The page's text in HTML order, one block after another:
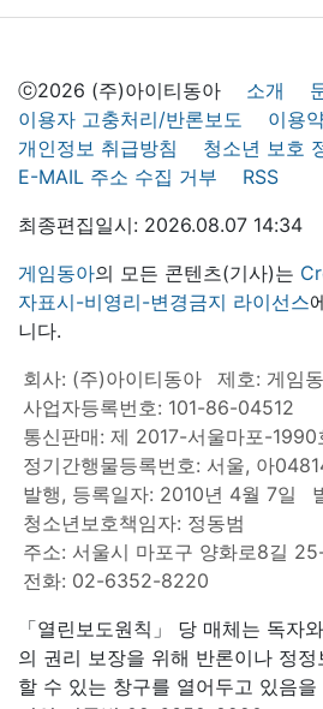
ⓒ2026 (주)아이티동아 소개
이용자 고충처리/반론보도
이용
개인정보 취급방침
청소년 보호
E-MAIL 주소 수집 거부
RSS
최종편집일시: 2026.08.07 14:34
게임동아의 모든 콘텐츠(기사)는
자표시-비영리-변경금지 라이선스
니다.
회사: (주)아이티동아
제호: 게임
사업자등록번호: 101-86-04512
통신판매: 제 2017-서울마포-1990
정기간행물등록번호: 서울, 아
발행, 등록일자: 2010년 4월 7일
청소년보호책임자: 정동범
주소: 서울시 마포구 양화로8길
전화: 02-6352-8220
「열린보도원칙」 당 매체는 독자
의 권리 보장을 위해 반론이나 정
할 수 있는 창구를 열어두고 있음